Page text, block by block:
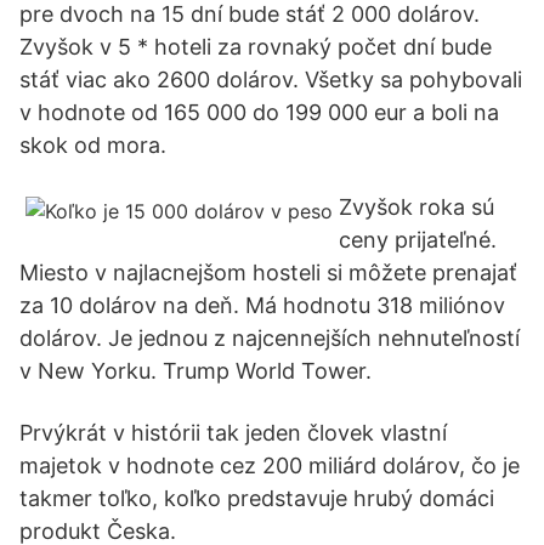
pre dvoch na 15 dní bude stáť 2 000 dolárov.
Zvyšok v 5 * hoteli za rovnaký počet dní bude
stáť viac ako 2600 dolárov. Všetky sa pohybovali
v hodnote od 165 000 do 199 000 eur a boli na
skok od mora.
Zvyšok roka sú
ceny prijateľné.
Miesto v najlacnejšom hosteli si môžete prenajať
za 10 dolárov na deň. Má hodnotu 318 miliónov
dolárov. Je jednou z najcennejších nehnuteľností
v New Yorku. Trump World Tower.
Prvýkrát v histórii tak jeden človek vlastní
majetok v hodnote cez 200 miliárd dolárov, čo je
takmer toľko, koľko predstavuje hrubý domáci
produkt Česka.